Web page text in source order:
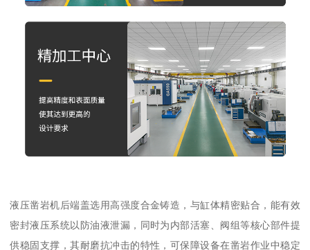
液压凿岩机后端盖选用高强度合金铸造，与缸体精密贴合，能有效
密封液压系统以防油液泄漏，同时为内部活塞、阀组等核心部件提
供稳固支撑，其耐磨抗冲击的特性，可保障设备在凿岩作业中稳定